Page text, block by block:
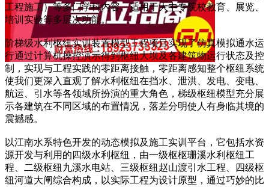
工程施工）等多门学科内容。适用于大中专院校教育、展览、
培训实验等多层次功能。
阶梯级水利枢纽实训装置模型工程项目实现了仿真模拟通水运
行通过计算机操控演示得到枢纽大坝及各建筑物运行状态及控
制，实现与工程实践的零距离接触，零距离感知整个枢纽系统
使我们更深入直观了解水利枢纽在挡水、泄洪、发电、变电、
航运、引水等各领域所扮演的重大角色，梯级枢纽模型充分展
示各建筑在不同区域的布置情况，落差分明使人有身临其境的
震撼感。
以江南水系特色开发的动态模拟及施工实训平台，它包括水资
源开发与利用的四级水利枢纽，由一级枢枢珊溪水利枢纽工
程、二级枢纽九溪水电站、三级枢纽赵山渡引水工程、四级枢
纽河道大闸综合构成，以实际工程为设计原型，通过巧妙的比